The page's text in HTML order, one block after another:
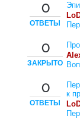
0
ОТВЕТЫ
0
ЗАКРЫТО
0
ОТВЕТЫ
к